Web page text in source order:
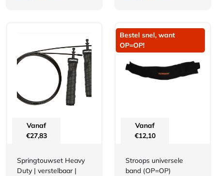
Vanaf
€27,83
Springtouwset Heavy
Duty | verstelbaar |
Bestel snel, want
OP=OP!
Vanaf
€12,10
Stroops universele
band (OP=OP)